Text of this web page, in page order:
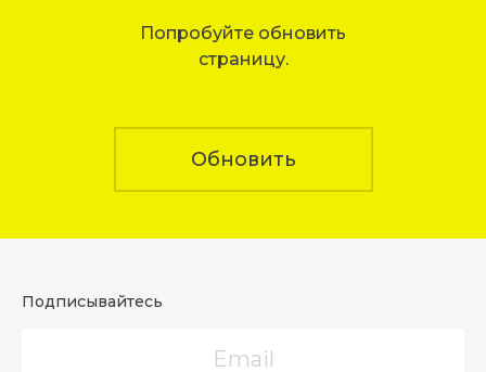
Попробуйте обновить
страницу.
Обновить
Подписывайтесь